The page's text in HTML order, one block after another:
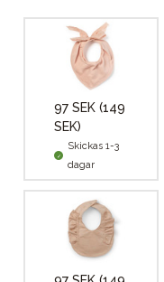
97 SEK (149
SEK)
Skickas 1-3
dagar